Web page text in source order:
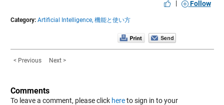
| Follow
Category: Artificial Intelligence, 機能と使い方
< Previous Next >
Comments
To leave a comment, please click hereto sign in to your